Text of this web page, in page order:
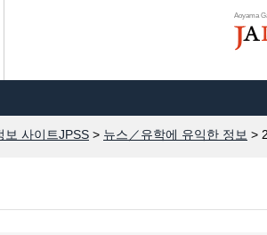
Aoyama
보 사이트JPSS > 뉴스／유학에 유익한 정보 >